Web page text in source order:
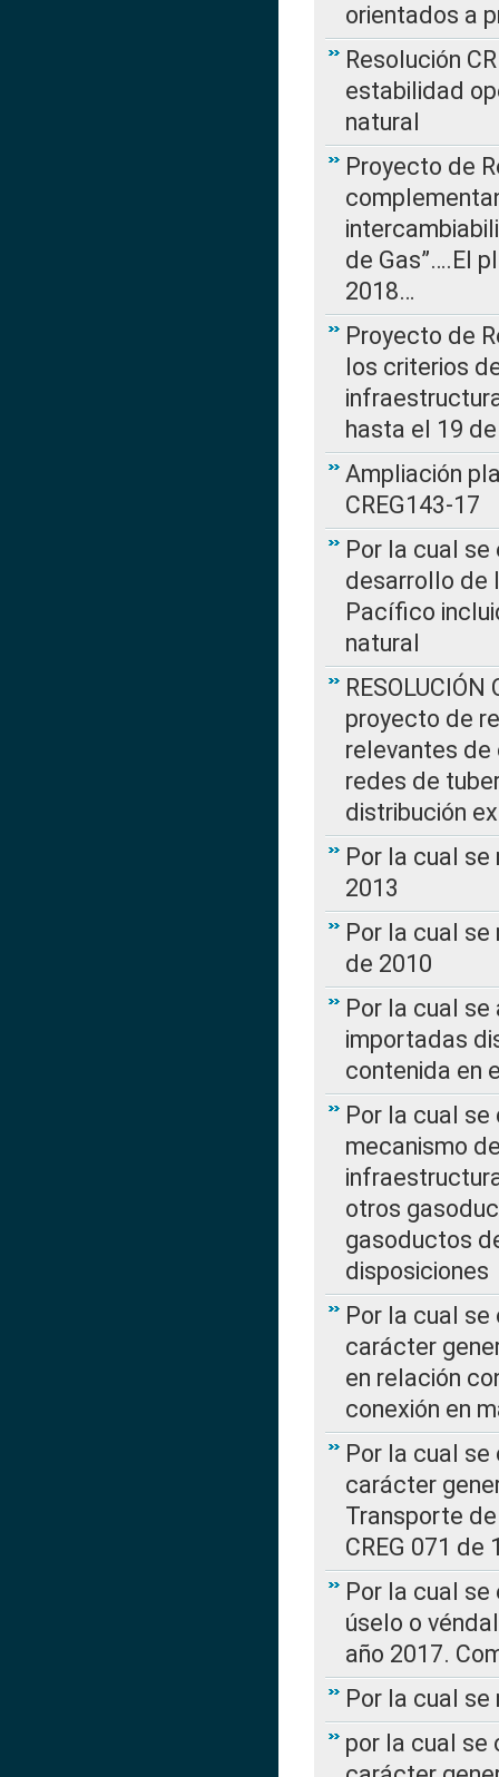
orientados a
Resolución
estabilidad
natural
Proyecto de
de Gas”….El
2018…
Proyecto de
los criterios
hasta el 19
Ampliación
CREG143-17
Por la cual
desarrollo de
Pacífico
natural
proyecto de
relevantes de
redes de
distribución
Por la cual se
2013
Por la cual se
de 2010
Por la cual
importadas
contenida en
Por la cual se
mecanismo
otros
gasoductos
disposiciones
Por la cual
carácter
en relación
conexión en
Por la cual
carácter
Transporte
CREG 071 de
Por la cual
úselo o
año 2017.
Por la cual se
por la cual se